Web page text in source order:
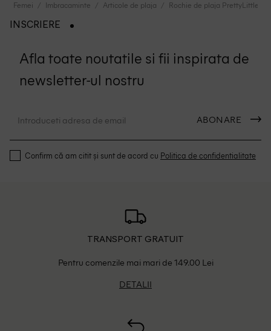
Femei Imbracaminte Articole de plaja Rochie de plaja
INSCRIERE
Afla toate noutatile si fii inspirata de
newsletter-ul nostru
ABONARE
Confirm că am citit și sunt de acord cu Politica de confidentialitate
TRANSPORT GRATUIT
Pentru comenzile mai mari de 149.00 Lei
DETALII